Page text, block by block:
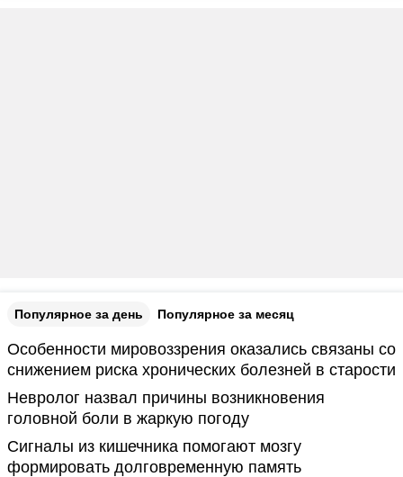
Популярное за день Популярное за месяц
Особенности мировоззрения оказались связаны со
снижением риска хронических болезней в старости
Невролог назвал причины возникновения
головной боли в жаркую погоду
Сигналы из кишечника помогают мозгу
формировать долговременную память